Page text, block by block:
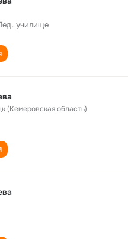
училище
(Кемеровская область)